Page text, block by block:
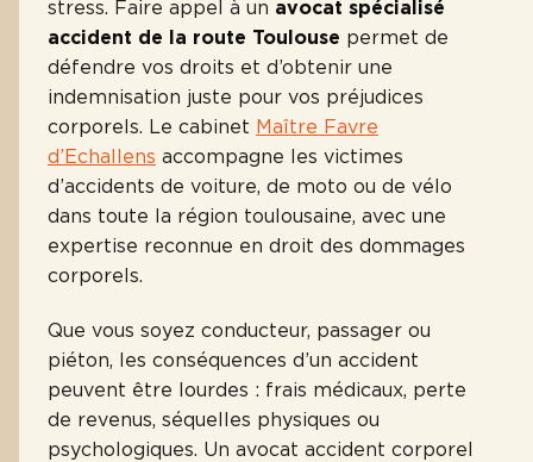
stress. Faire appel à un avocat spécialisé
accident de la route Toulouse permet de
défendre vos droits et d’obtenir une
indemnisation juste pour vos préjudices
corporels. Le cabinet Maître Favre
d’Echallens accompagne les victimes
d’accidents de voiture, de moto ou de vélo
dans toute la région toulousaine, avec une
expertise reconnue en droit des dommages
corporels.
Que vous soyez conducteur, passager ou
piéton, les conséquences d’un accident
peuvent être lourdes : frais médicaux, perte
de revenus, séquelles physiques ou
psychologiques. Un avocat accident corporel